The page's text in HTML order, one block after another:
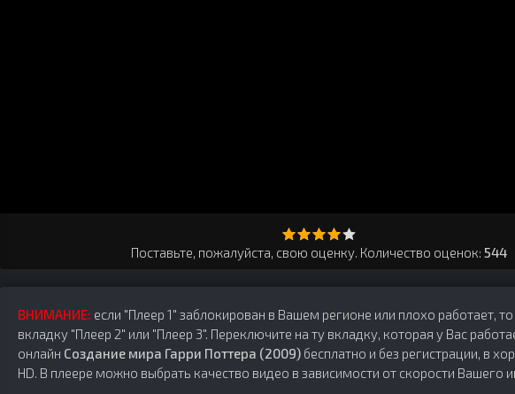
Поставьте, пожалуйста, свою оценку. Количество оценок: 544
ВНИМАНИЕ: если "Плеер 1" заблокирован в Вашем регионе или плохо работает,
вкладку "Плеер 2" или "Плеер 3". Переключите на ту вкладку, которая у Вас
онлайн Создание мира Гарри Поттера (2009) бесплатно и без регистрации, в
HD. В плеере можно выбрать качество видео в зависимости от скорости Вашего